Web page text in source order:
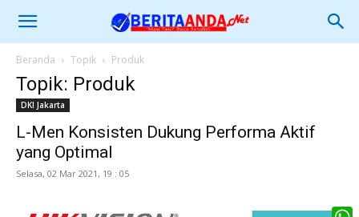
Beranda Topik Produk
Topik: Produk
DKI Jakarta
L-Men Konsisten Dukung Performa Aktif
yang Optimal
Selasa, 02 Mar 2021, 19 : 05